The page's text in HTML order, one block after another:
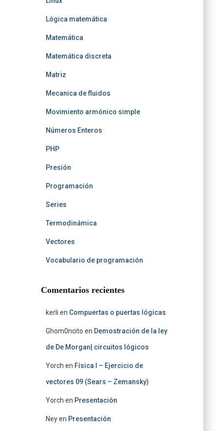
Lógica matemática
Matemática
Matemática discreta
Matriz
Mecanica de fluidos
Movimiento armónico simple
Números Enteros
PHP
Presión
Programación
Series
Termodinámica
Vectores
Vocabulario de programación
Comentarios recientes
kerli en Compuertas o puertas lógicas
Ghom0ncito en Demostración de la ley
de De Morgan| circuitos lógicos
Yorch en Física I – Ejercicio de
vectores 09 (Sears – Zemansky)
Yorch en Presentación
Neyen Presentación